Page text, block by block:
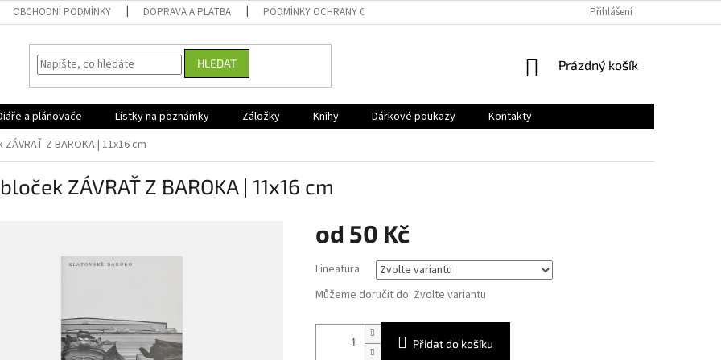
OBCHODNÍ PODMÍNKY DOPRAVA A PLATBA PODMÍNKY OCHRANY OSOBNÍCH ÚDAJŮ Přihlášení
HLEDAT
NÁKUPNÍ
Prázdný košík
a plánovače Lístky na poznámky Záložky Knihy Dárkové poukazy
Kontakty
Z BAROKA | 11x16 cm
ZÁVRAŤ Z BAROKA | 11x16 cm
od 50 Kč
cena:
Lineatura
Můžeme doručit do: Zvolte variantu
Přidat do košíku